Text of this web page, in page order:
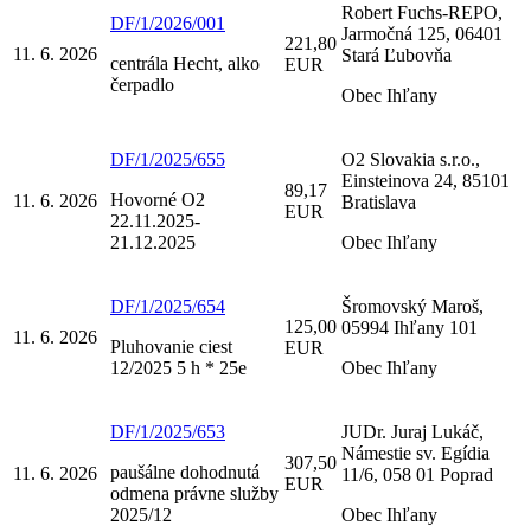
11. 6. 2026
DF/1/2026/001
centrála Hecht, alko
čerpadlo
221,80
EUR
Robert Fuchs-REPO,
Jarmočná 125, 06401
Stará Ľubovňa
Obec Ihľany
11. 6. 2026
DF/1/2025/655
Hovorné O2
22.11.2025-
21.12.2025
89,17
EUR
O2 Slovakia s.r.o.,
Einsteinova 24, 85101
Bratislava
Obec Ihľany
11. 6. 2026
DF/1/2025/654
Pluhovanie ciest
12/2025 5 h * 25e
125,00
EUR
Šromovský Maroš,
05994 Ihľany 101
Obec Ihľany
11. 6. 2026
DF/1/2025/653
paušálne dohodnutá
odmena právne služby
2025/12
307,50
EUR
JUDr. Juraj Lukáč,
Námestie sv. Egídia
11/6, 058 01 Poprad
Obec Ihľany